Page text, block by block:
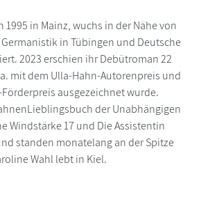
1995 in Mainz, wuchs in der Nähe von
in Tübingen und Deutsche
2023 erschien ihr Debütroman 22
mit dem Ulla-Hahn-Autorenpreis und
ausgezeichnet wurde.
der Unabhängigen
Windstärke 17 und Die Assistentin
standen monatelang an der Spitze
Wahl lebt in Kiel.